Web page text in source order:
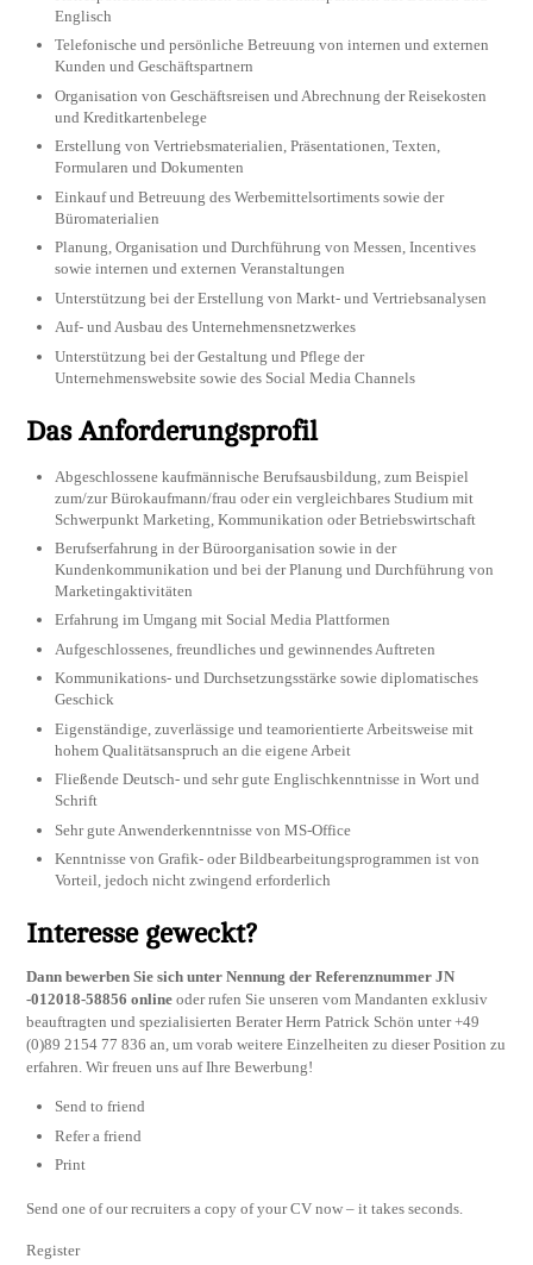
Englisch
Telefonische und persönliche Betreuung von internen und externen
Kunden und Geschäftspartnern
Organisation von Geschäftsreisen und Abrechnung der Reisekosten
und Kreditkartenbelege
Erstellung von Vertriebsmaterialien, Präsentationen, Texten,
Formularen und Dokumenten
Einkauf und Betreuung des Werbemittelsortiments sowie der
Büromaterialien
Planung, Organisation und Durchführung von Messen, Incentives
sowie internen und externen Veranstaltungen
Unterstützung bei der Erstellung von Markt- und Vertriebsanalysen
Auf- und Ausbau des Unternehmensnetzwerkes
Unterstützung bei der Gestaltung und Pflege der
Unternehmenswebsite sowie des Social Media Channels
Das Anforderungsprofil
Abgeschlossene kaufmännische Berufsausbildung, zum Beispiel
zum/zur Bürokaufmann/frau oder ein vergleichbares Studium mit
Schwerpunkt Marketing, Kommunikation oder Betriebswirtschaft
Berufserfahrung in der Büroorganisation sowie in der
Kundenkommunikation und bei der Planung und Durchführung von
Marketingaktivitäten
Erfahrung im Umgang mit Social Media Plattformen
Aufgeschlossenes, freundliches und gewinnendes Auftreten
Kommunikations- und Durchsetzungsstärke sowie diplomatisches
Geschick
Eigenständige, zuverlässige und teamorientierte Arbeitsweise mit
hohem Qualitätsanspruch an die eigene Arbeit
Fließende Deutsch- und sehr gute Englischkenntnisse in Wort und
Schrift
Sehr gute Anwenderkenntnisse von MS-Office
Kenntnisse von Grafik- oder Bildbearbeitungsprogrammen ist von
Vorteil, jedoch nicht zwingend erforderlich
Interesse geweckt?
Dann bewerben Sie sich unter Nennung der Referenznummer JN
-012018-58856 online oder rufen Sie unseren vom Mandanten exklusiv
beauftragten und spezialisierten Berater Herrn Patrick Schön unter +49
(0)89 2154 77 836 an, um vorab weitere Einzelheiten zu dieser Position zu
erfahren. Wir freuen uns auf Ihre Bewerbung!
Send to friend
Refer a friend
Print
Send one of our recruiters a copy of your CV now – it takes seconds.
Register